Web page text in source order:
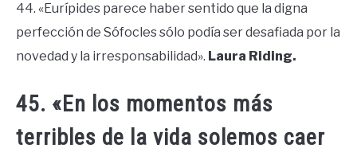
44. «Eurípides parece haber sentido que la digna
perfección de Sófocles sólo podía ser desafiada por la
novedad y la irresponsabilidad». Laura Riding.
45. «En los momentos más
terribles de la vida solemos caer